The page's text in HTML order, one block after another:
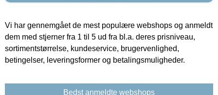
Vi har gennemgået de mest populære webshops og anmeldt
dem med stjerner fra 1 til 5 ud fra bl.a. deres prisniveau,
sortimentstørrelse, kundeservice, brugervenlighed,
betingelser, leveringsformer og betalingsmuligheder.
Bedst anmeldte webshops